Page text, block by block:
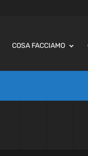
COSA FACCIAMO